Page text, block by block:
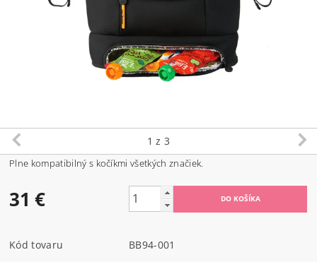
1 z 3
Plne kompatibilný s kočíkmi všetkých značiek.
31 €
Kód tovaru
BB94-001